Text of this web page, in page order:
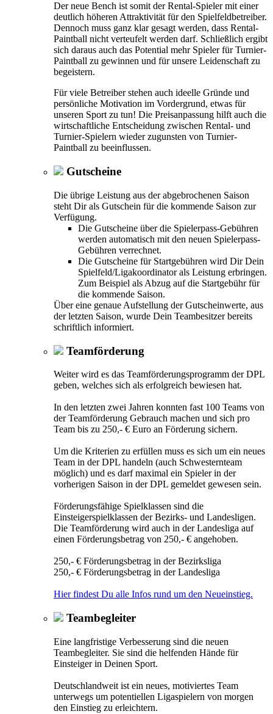
Der neue Bench ist somit der Rental-Spieler mit einer
deutlich höheren Attraktivität für den Spielfeldbetreiber.
Dennoch muss ganz klar gesagt werden, dass Rental-
Paintball nicht verteufelt werden darf. Schließlich ergibt
sich daraus auch das Potential mehr Spieler für Turnier-
Paintball zu gewinnen und für unsere Leidenschaft zu
begeistern.
Für viele Betreiber stehen auch ideelle Gründe und
persönliche Motivation im Vordergrund, etwas für
unseren Sport zu tun! Die Preisanpassung hilft auch die
wirtschaftliche Entscheidung zwischen Rental- und
Turnier-Spielern wieder zugunsten von Turnier-
Paintball zu beeinflussen.
Gutscheine
Die übrige Leistung aus der abgebrochenen Saison
steht Dir als Gutschein für die kommende Saison zur
Verfügung.
Die Gutscheine über die Spielerpass-Gebühren
werden automatisch mit den neuen Spielerpass-
Gebühren verrechnet.
Die Gutscheine für Startgebühren wird Dir Dein
Spielfeld/Ligakoordinator als Leistung erbringen.
Zum Beispiel als Abzug auf die Startgebühr für
die kommende Saison.
Über eine genaue Aufstellung der Gutscheinwerte, aus
der letzten Saison, wurde Dein Teambesitzer bereits
schriftlich informiert.
Teamförderung
Weiter wird es das Teamförderungsprogramm der DPL
geben, welches sich als erfolgreich bewiesen hat.
In den letzten zwei Jahren konnten fast 100 Teams von
der Teamförderung Gebrauch machen und sich pro
Team bis zu 250,- € Euro an Förderung sichern.
Um die Kriterien zu erfüllen muss es sich um ein neues
Team in der DPL handeln (auch Schwesternteam
möglich) und es darf maximal ein Spieler in der
vorherigen Saison in der DPL gemeldet gewesen sein.
Förderungsfähige Spielklassen sind die
Einsteigerspielklassen der Bezirks- und Landesligen.
Die Teamförderung wird auch in der Landesliga auf
einen Förderungsbetrag von 250,- € angehoben.
250,- € Förderungsbetrag in der Bezirksliga
250,- € Förderungsbetrag in der Landesliga
Hier findest Du alle Infos rund um den Neueinstieg.
Teambegleiter
Eine langfristige Verbesserung sind die neuen
Teambegleiter. Sie sind die helfenden Hände für
Einsteiger in Deinen Sport.
Deutschlandweit ist ein neues, motiviertes Team
unterwegs um potentiellen Ligaspielern von morgen
den Einstieg zu erleichtern.